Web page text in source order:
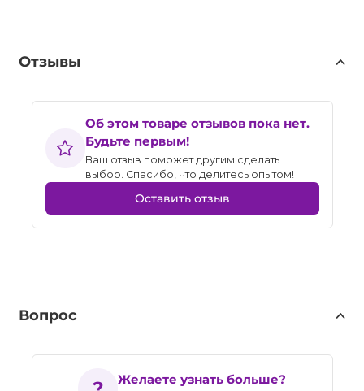
Отзывы
Об этом товаре отзывов пока нет.
Будьте первым!
Ваш отзыв поможет другим сделать
выбор. Спасибо, что делитесь опытом!
Оставить отзыв
Вопрос
Желаете узнать больше?